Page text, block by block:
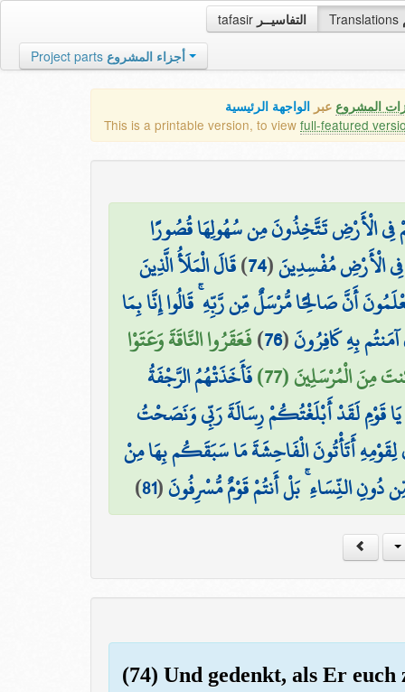
tafasir التفاسيــر Translations
Project parts أجزاء المشروع
المشروع عبر الواجهة الرئيسية
This is a printable version, to view full-featured
الْأَرْضِ تَتَّخِذُونَ مِن سُهُولِهَا قُصُورًا
فِي الْأَرْضِ مُفْسِدِينَ(
74
)قَالَ الْمَلَأُ الَّذِينَ
أَنَّ صَالِحًا مُّرْسَلٌ مِّن رَّبِّهِ ۚ قَالُوا إِنَّا بِمَا
بِهِ كَافِرُونَ(
76
)فَعَقَرُوا النَّاقَةَ وَعَتَوْا
مِنَ الْمُرْسَلِينَ (77)
فَأَخَذَتْهُمُ الرَّجْفَةُ
قَوْمِ لَقَدْ أَبْلَغْتُكُمْ رِسَالَةَ رَبِّي وَنَصَحْتُ
لِقَوْمِهِ أَتَأْتُونَ الْفَاحِشَةَ مَا سَبَقَكُم بِهَا مِنْ
دُونِ النِّسَاءِ ۚ بَلْ أَنتُمْ قَوْمٌ مُّسْرِفُونَ(
81
)
(74) Und gedenkt, als Er